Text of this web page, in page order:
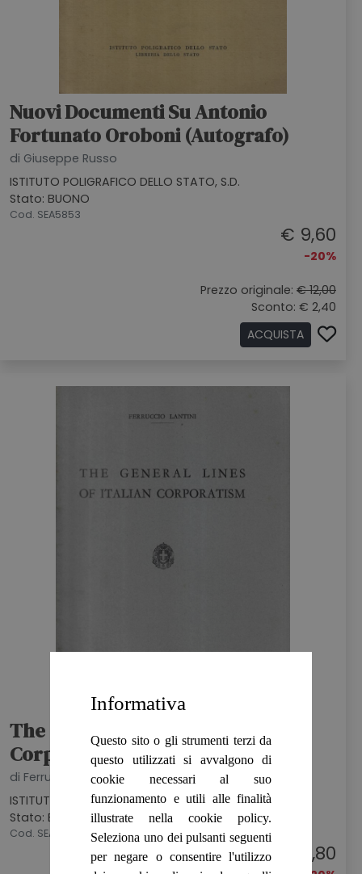
Nuovi Documenti Su Antonio
Fortunato Oroboni (Autografo)
di Giuseppe Russo
ISTITUTO POLIGRAFICO DELLO STATO, S.D.
Stato: BUONO
Cod. SEA5853
€ 9,60
-20%
Prezzo originale: € 12,00
Sconto: € 2,40
ACQUISTA
The General Lines Of Italian
Corporatism
di Ferruccio Lantini
ISTITUTO POLIGRAFICO DELLO STATO, 1939
Stato: BUONO
Cod. SEA5488
€ 4,80
Informativa
Questo sito o gli strumenti terzi da
questo utilizzati si avvalgono di
cookie necessari al suo
funzionamento e utili alle finalità
illustrate nella cookie policy.
Seleziona uno dei pulsanti seguenti
per negare o consentire l'utilizzo